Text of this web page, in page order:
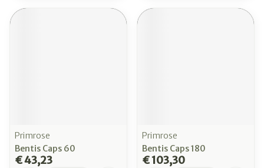
Primrose
Bentis Caps 60
€ 43,23
Primrose
Bentis Caps 180
€ 103,30